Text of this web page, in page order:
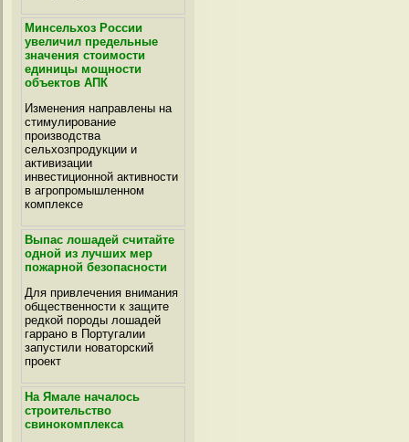
Минсельхоз России
увеличил предельные
значения стоимости
единицы мощности
объектов АПК
Изменения направлены на
стимулирование
производства
сельхозпродукции и
активизации
инвестиционной активности
в агропромышленном
комплексе
Выпас лошадей считайте
одной из лучших мер
пожарной безопасности
Для привлечения внимания
общественности к защите
редкой породы лошадей
гаррано в Португалии
запустили новаторский
проект
На Ямале началось
строительство
свинокомплекса